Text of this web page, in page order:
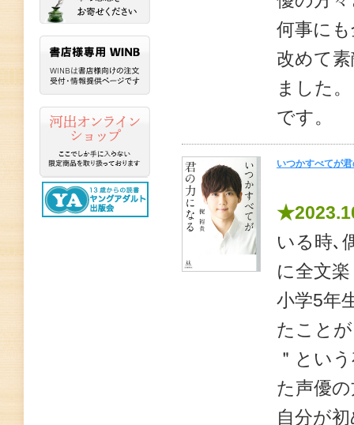
何事に
改めて
ました
です。
いつかすべてが
いる時､
に全文
小学5年
たこと
＂とい
た声優
自分が